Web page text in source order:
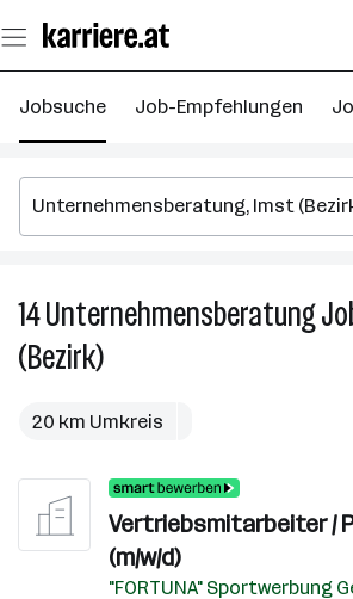
Seiteninhalt
springen
Jobsuche Job-Empfehlungen
14Unternehmensberatung
(Bezirk)
20 km Umkreis
Vertriebsmitarbeiter /
(m/w/d)
"FORTUNA" Sportwerbung